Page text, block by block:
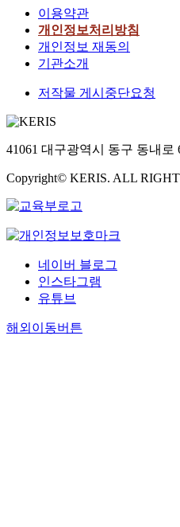
이용약관
개인정보처리방침
개인정보 재동의
기관소개
저작물 게시중단요청
41061 대구광역시 동구 동내로
Copyright© KERIS. ALL
네이버 블로그
인스타그램
유튜브
해외이동버튼